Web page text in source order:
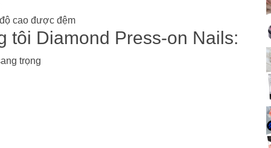
cao được đệm
tôi Diamond Press-on Nails:
trọng